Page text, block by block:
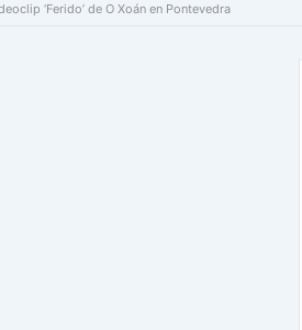
‘Ferido’ de O Xoán en Pontevedra